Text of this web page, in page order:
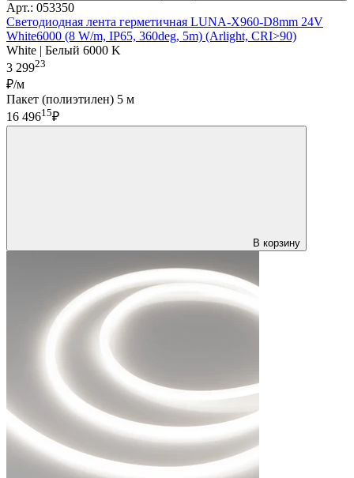
Арт.: 053350
Светодиодная лента герметичная LUNA-X960-D8mm 24V
White6000 (8 W/m, IP65, 360deg, 5m) (Arlight, CRI>90)
White | Белый 6000 K
3 29923
₽/м
Пакет (полиэтилен) 5 м
16 49615₽
В корзину